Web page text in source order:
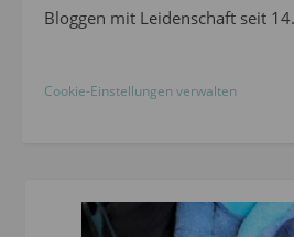
Bloggen mit Leidenschaft seit
Cookie-Einstellungen verwalten